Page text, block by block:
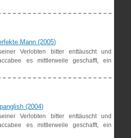
Mann (2005)
Verlobten bitter enttäuscht und
es mittlerweile geschafft, ein
(2004)
Verlobten bitter enttäuscht und
es mittlerweile geschafft, ein